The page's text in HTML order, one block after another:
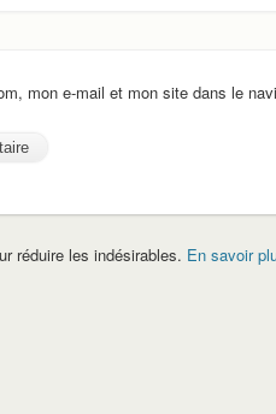
mon e-mail et mon site dans le
réduire les indésirables. En savoir